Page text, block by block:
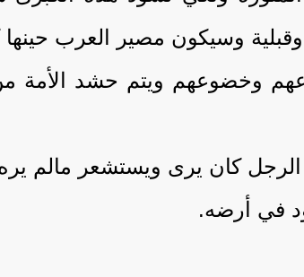
وسيكون مصير العرب حينها
وخضوعهم ويتم حشد الأمة
الرجل كان يرى ويستشعر مالم
في أرضه.